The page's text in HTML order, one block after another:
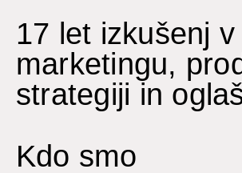
17 let izkušenj v
marketingu,
strategiji in
Kdo smo